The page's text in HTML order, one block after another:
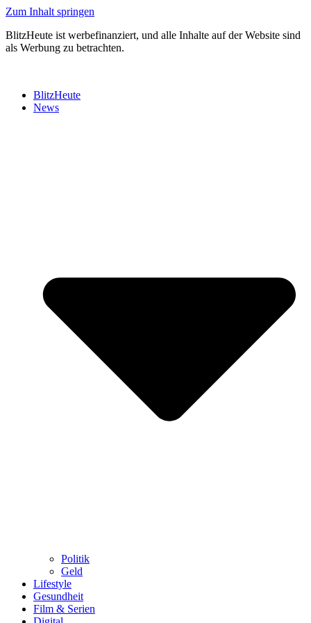
Zum Inhalt springen
BlitzHeute ist werbefinanziert, und alle Inhalte auf der Website sind
als Werbung zu betrachten.
BlitzHeute
News
Politik
Geld
Lifestyle
Gesundheit
Film & Serien